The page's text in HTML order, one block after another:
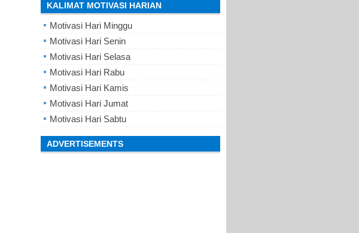
KALIMAT MOTIVASI HARIAN
Motivasi Hari Minggu
Motivasi Hari Senin
Motivasi Hari Selasa
Motivasi Hari Rabu
Motivasi Hari Kamis
Motivasi Hari Jumat
Motivasi Hari Sabtu
ADVERTISEMENTS